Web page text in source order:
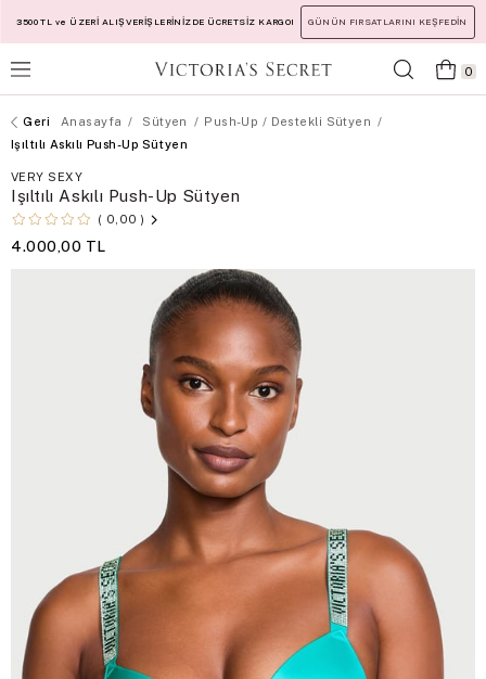
3500 TL ve ÜZERİ ALIŞVERİŞLERİNİZDE ÜCRETSİZ KARGO! GÜNÜN FIRSATLARINI KEŞFEDİN
0
Anasayfa Sütyen
Push-Up / Destekli Sütyen
Işıltılı Askılı Push-Up Sütyen
VERY SEXY
Işıltılı Askılı Push-Up Sütyen
0,00
4.000,00 TL